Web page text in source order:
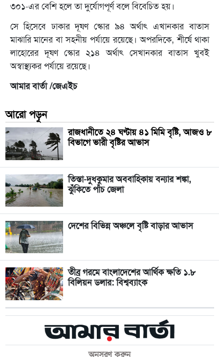
৩০১-এর বেশি হলে তা দুর্যোগপূর্ণ বলে বিবেচিত হয়।
সে হিসেবে ঢাকার দূষণ স্কোর ৯৪ অর্থাৎ এখানকার বাতাস
মাঝারি মানের বা সহনীয় পর্যায়ে রয়েছে। অপরদিকে, শীর্ষে থাকা
লাহোরের দূষণ স্কোর ২১৪ অর্থাৎ সেখানকার বাতাস খুবই
অস্বাস্থ্যকর পর্যায়ে রয়েছে।
আমার বার্তা /জেএইচ
আরো পড়ুন
রাজধানীতে ২৪ ঘণ্টায় ৪১ মিমি বৃষ্টি, আজও ৮
বিভাগে ভারী বৃষ্টির আভাস
তিস্তা-দুধকুমার অববাহিকায় বন্যার শঙ্কা,
ঝুঁকিতে পাঁচ জেলা
দেশের বিভিন্ন অঞ্চলে বৃষ্টি বাড়ার আভাস
তীব্র গরমে বাংলাদেশের আর্থিক ক্ষতি ১.৮
বিলিয়ন ডলার: বিশ্বব্যাংক
অনুসরণ করুন